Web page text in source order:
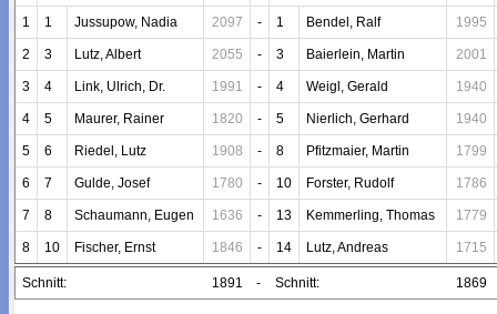
1 1 Jussupow, Nadia 2097 - 1 Bendel, Ralf 1995
2 3 Lutz, Albert 2055 - 3 Baierlein, Martin 2001
3 4 Link, Ulrich, Dr. 1991 - 4 Weigl, Gerald 1940
4 5 Maurer, Rainer 1820 - 5 Nierlich, Gerhard 1940
5 6 Riedel, Lutz 1908 - 8 Pfitzmaier, Martin 1799
6 7 Gulde, Josef 1780 - 10 Forster, Rudolf 1786
7 8 Schaumann, Eugen 1636 - 13 Kemmerling, Thomas 1779
8 10 Fischer, Ernst 1846 - 14 Lutz, Andreas 1715
Schnitt: 1891 - Schnitt: 1869